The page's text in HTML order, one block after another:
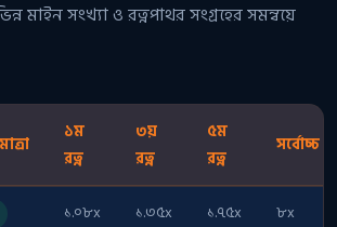
মাইন সংখ্যা ও রত্নপাথর সংগ্রহের সমন্বয়ে
১ম
রত্ন
৩য়
রত্ন
৫ম
রত্ন
সর্বোচ্চ
১.০৮x ১.৩৫x ১.৭৫x ৮x